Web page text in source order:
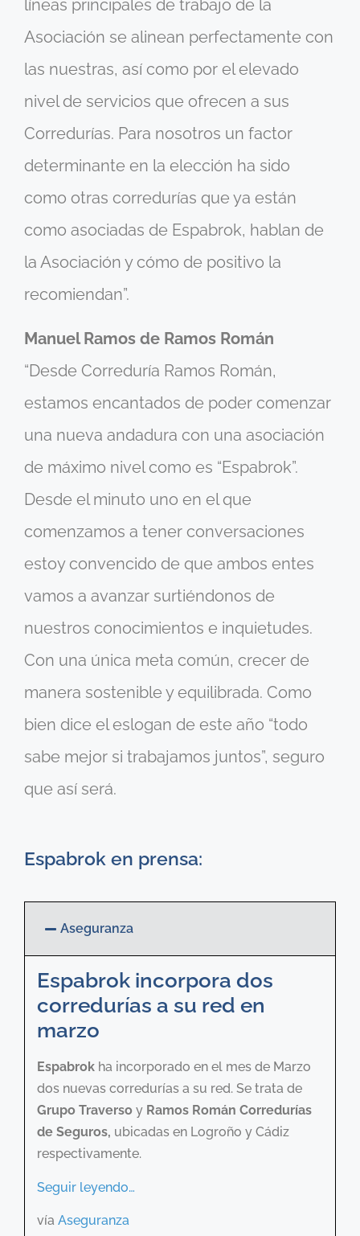
líneas principales de trabajo de la
Asociación se alinean perfectamente con
las nuestras, así como por el elevado
nivel de servicios que ofrecen a sus
Corredurías. Para nosotros un factor
determinante en la elección ha sido
como otras corredurías que ya están
como asociadas de Espabrok, hablan de
la Asociación y cómo de positivo la
recomiendan”.
Manuel Ramos de Ramos Román
“Desde Correduría Ramos Román,
estamos encantados de poder comenzar
una nueva andadura con una asociación
de máximo nivel como es “Espabrok”.
Desde el minuto uno en el que
comenzamos a tener conversaciones
estoy convencido de que ambos entes
vamos a avanzar surtiéndonos de
nuestros conocimientos e inquietudes.
Con una única meta común, crecer de
manera sostenible y equilibrada. Como
bien dice el eslogan de este año “todo
sabe mejor si trabajamos juntos”, seguro
que así será.
Espabrok en prensa:
Aseguranza
Espabrok incorpora dos
corredurías a su red en
marzo
Espabrok ha incorporado en el mes de Marzo
dos nuevas corredurías a su red. Se trata de
Grupo Traverso y Ramos Román Corredurías
de Seguros, ubicadas en Logroño y Cádiz
respectivamente.
Seguir leyendo…
vía Aseguranza